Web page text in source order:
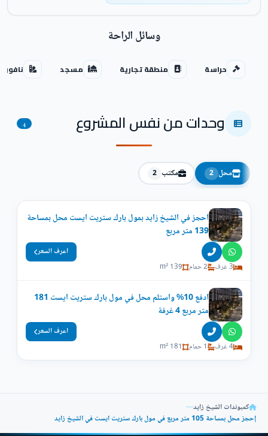
وسائل الراحة
حراسة منطقة تجارية مسجد
وحدات من نفس المشروع 4
محل 2 مكتب 2
احجز في الشيخ زايد بمول بارك ستريت ايست محل بمساحة
139 متر مربع
3 غرف 2 حمام 139 m²
اعرف السعر
ادفع 10% واستلم محل في مول بارك ستريت ايست 181
متر مربع 4 غرفة
4 غرف 1 حمام 181 m²
اعرف السعر
كمبوندات الشيخ زايد—
إحجز محل بمساحة 105 متر مربع في مول بارك ستريت ايست في الشيخ زايد